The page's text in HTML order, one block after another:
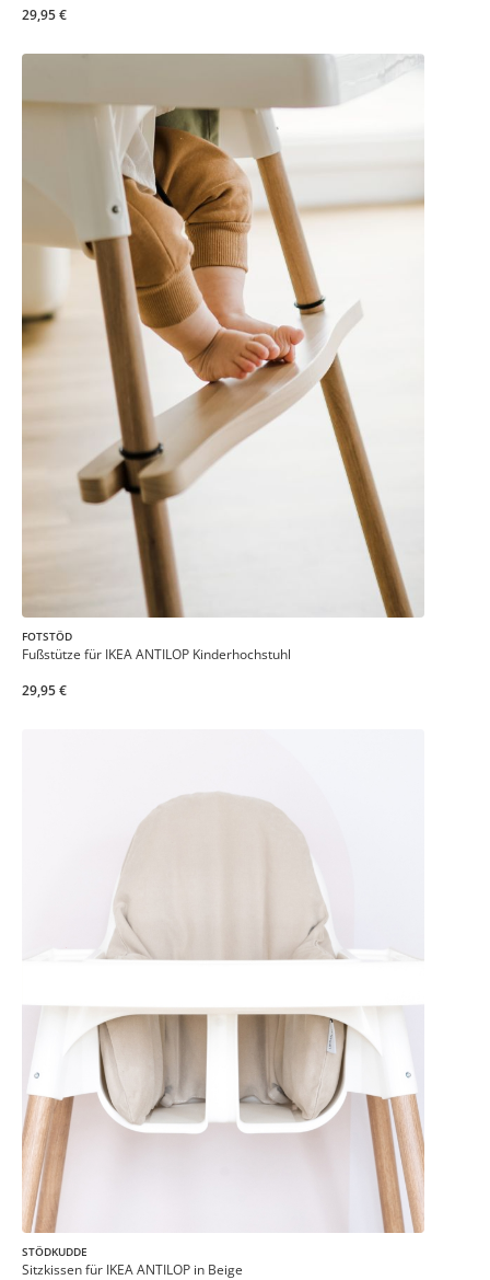
29,95 €
FOTSTÖD
Fußstütze für IKEA ANTILOP Kinderhochstuhl
29,95 €
STÖDKUDDE
Sitzkissen für IKEA ANTILOP in Beige